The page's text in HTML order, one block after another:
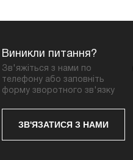
Виникли питання?
Зв'яжіться з нами по
телефону або заповніть
форму зворотного зв'язку
ЗВ'ЯЗАТИСЯ З НАМИ